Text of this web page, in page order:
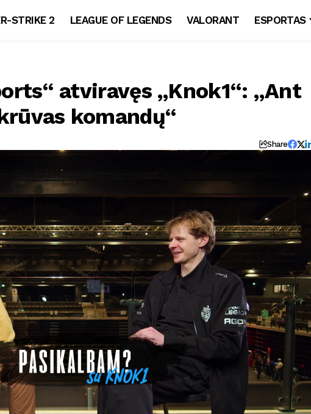
STRIKE 2 LEAGUE OF LEGENDS VALORANT ESPORTAS
atviravęs „Knok1“: „Ant
komandų“
Share